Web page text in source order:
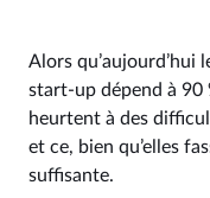
Alors qu’aujourd’hui
start-up dépend à 90
heurtent à des
et ce, bien qu’elles
suffisante.